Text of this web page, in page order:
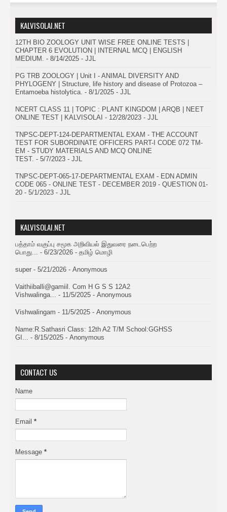
KALVISOLAI.NET
12TH BIO ZOOLOGY UNIT WISE FREE ONLINE TESTS |
CHAPTER 6 EVOLUTION | INTERNAL MCQ | ENGLISH
MEDIUM. - 8/14/2025 - JJL
PG TRB ZOOLOGY | Unit I - ANIMAL DIVERSITY AND
PHYLOGENY | Structure, life history and disease of Protozoa –
Entamoeba histolytica. - 8/1/2025 - JJL
NCERT CLASS 11 | TOPIC : PLANT KINGDOM | ARQB | NEET
ONLINE TEST | KALVISOLAI - 12/28/2023 - JJL
TNPSC-DEPT-124-DEPARTMENTAL EXAM - THE ACCOUNT
TEST FOR SUBORDINATE OFFICERS PART-I CODE 072 TM-
EM - STUDY MATERIALS AND MCQ ONLINE
TEST. - 5/7/2023 - JJL
TNPSC-DEPT-065-17-DEPARTMENTAL EXAM - EDN ADMIN
CODE 065 - ONLINE TEST - DECEMBER 2019 - QUESTION 01-
20 - 5/1/2023 - JJL
KALVISOLAI.NET
பத்தாம் வகுப்பு சமூக அறிவியல் இதுவரை நடைபெற்ற
பொது...
- 6/23/2026 - தமிழ் மொழி
super - 5/21/2026 - Anonymous
Vaithiiballi@gamiil. Com H G S S 12A2
Vishwalinga...
- 11/5/2025 - Anonymous
Vishwalingam - 11/5/2025 - Anonymous
Name:R.Sathasri Class: 12th A2 T/M School:GGHSS
GI...
- 8/15/2025 - Anonymous
CONTACT US
Name
Email *
Message *